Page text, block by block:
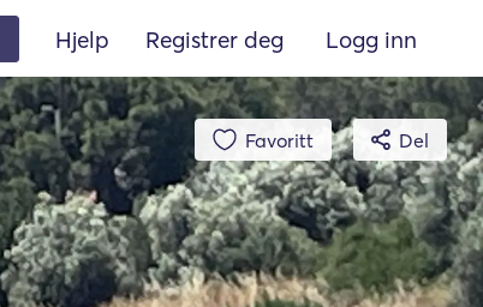
Hjelp Registrer deg Logg inn
Favoritt Del